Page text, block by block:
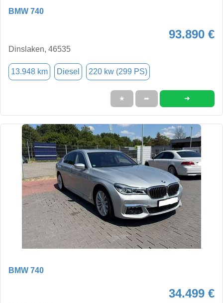
BMW 740
93.890 €
Dinslaken, 46535
13.948 km Diesel 220 kw (299 PS)
★ ➦ ➜
BMW 740
34.499 €